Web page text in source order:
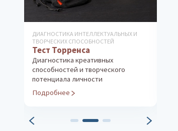
ДИАГНОСТИКА ИНТЕЛЛЕКТУАЛЬНЫХ И
ТВОРЧЕСКИХ СПОСОБНОСТЕЙ
Тест Торренса
Диагностика креативных
способностей и творческого
потенциала личности
Подробнее